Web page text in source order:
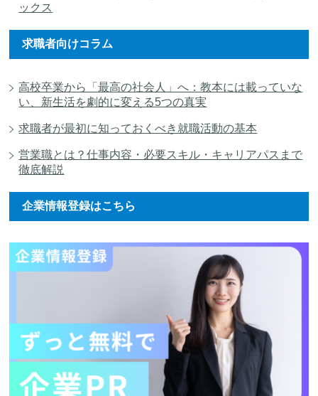
ックス
求職者向けコラム
高校卒業から「最高の社会人」へ：教本には載っていな
い、新生活を劇的に変える5つの真実
求職者が最初に知っておくべき就職活動の基本
営業職とは？仕事内容・必要スキル・キャリアパスまで
徹底解説
企業情報登録はこちら